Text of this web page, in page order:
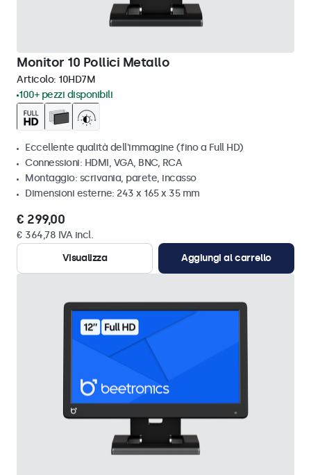
Monitor 10 Pollici Metallo
Articolo: 10HD7M
100+ pezzi disponibili
Eccellente qualità dell'immagine (fino a Full HD)
Connessioni: HDMI, VGA, BNC, RCA
Montaggio: scrivania, parete, incasso
Dimensioni esterne: 243 x 165 x 35 mm
€ 299,00
€ 364,78 IVA incl.
Visualizza
Aggiungi al carrello